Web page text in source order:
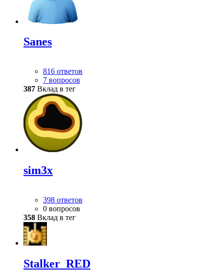
Sanes
816 ответов
7 вопросов
387 Вклад в тег
sim3x
398 ответов
0 вопросов
358 Вклад в тег
Stalker_RED